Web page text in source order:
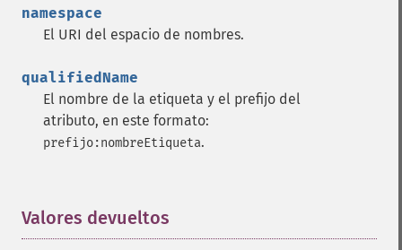
namespace
El URI del espacio de nombres.
qualifiedName
El nombre de la etiqueta y el prefijo del
atributo, en este formato:
prefijo:nombreEtiqueta.
Valores devueltos